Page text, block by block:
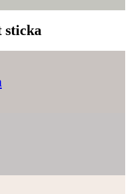
sticka